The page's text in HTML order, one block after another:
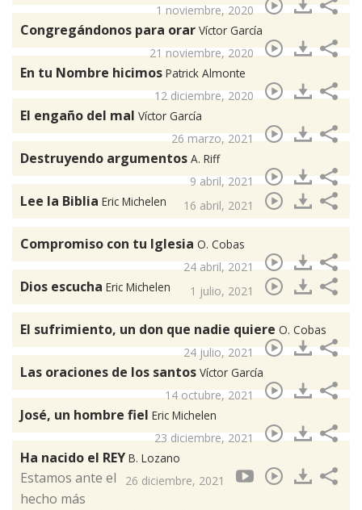
1 noviembre, 2020
Congregándonos para orar Víctor García
21 noviembre, 2020
En tu Nombre hicimos Patrick Almonte
12 diciembre, 2020
El engaño del mal Víctor García
26 marzo, 2021
Destruyendo argumentos A. Riff
9 abril, 2021
Lee la Biblia Eric Michelen 16 abril, 2021
Compromiso con tu Iglesia O. Cobas
24 abril, 2021
Dios escucha Eric Michelen 1 julio, 2021
El sufrimiento, un don que nadie quiere O. Cobas
24 julio, 2021
Las oraciones de los santos Víctor García
14 octubre, 2021
José, un hombre fiel Eric Michelen
23 diciembre, 2021
Ha nacido el REY B. Lozano
26 diciembre, 2021
Estamos ante el
hecho más